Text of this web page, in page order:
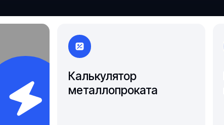
Якутск
Калькулятор
металлопроката